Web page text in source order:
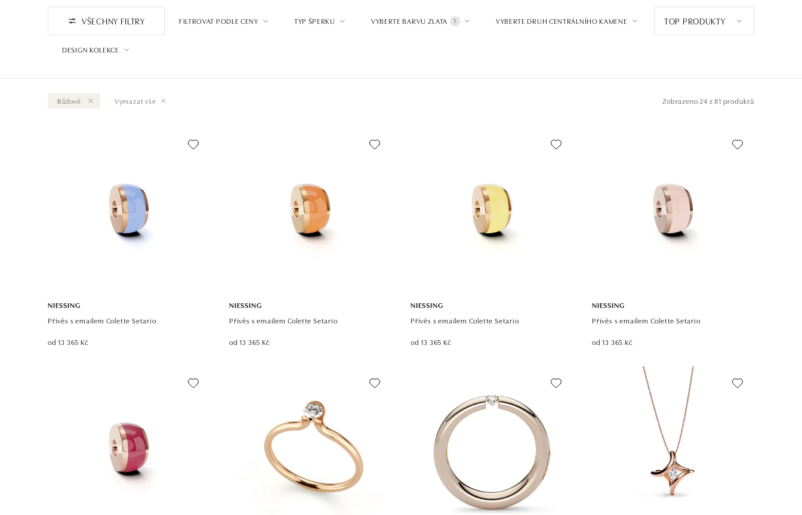
VŠECHNY FILTRY FILTROVAT PODLE CENY TYP ŠPERKU VYBERTE BARVU ZLATA 1 VYBERTE DRUH CENTRÁLNÍHO KAMENE
DESIGN KOLEKCE
TOP PRODUKTY
Růžové Vymazat vše Zobrazeno24 z 81 produktů
NIESSING
Přívěs s emailem Colette Setario
od 13 365 Kč
NIESSING
Přívěs s emailem Colette Setario
od 13 365 Kč
NIESSING
Přívěs s emailem Colette Setario
od 13 365 Kč
NIESSING
Přívěs s emailem Colette Setario
od 13 365 Kč